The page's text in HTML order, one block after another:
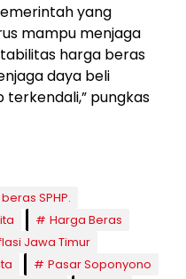
yang
mampu menjaga
harga beras
daya beli
pungkas
beras SPHP.
Harga Beras
Jawa Timur
Pasar Soponyono